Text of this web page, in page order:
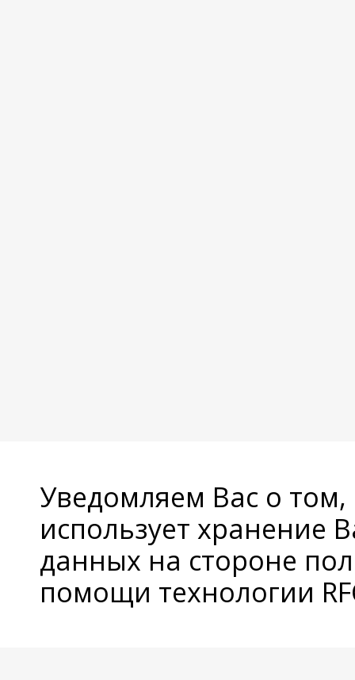
Уведомляем Вас о
использует хранение
данных на стороне
помощи технологии